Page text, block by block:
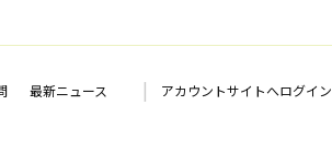
最新ニュース | アカウントサイトへログイン